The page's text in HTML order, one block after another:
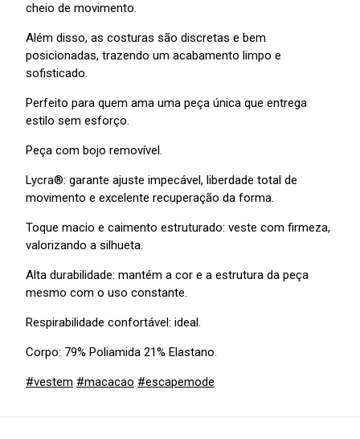
cheio de movimento.
Além disso, as costuras são discretas e bem
posicionadas, trazendo um acabamento limpo e
sofisticado.
Perfeito para quem ama uma peça única que entrega
estilo sem esforço.
Peça com bojo removível.
Lycra®: garante ajuste impecável, liberdade total de
movimento e excelente recuperação da forma.
Toque macio e caimento estruturado: veste com firmeza,
valorizando a silhueta.
Alta durabilidade: mantém a cor e a estrutura da peça
mesmo com o uso constante.
Respirabilidade confortável: ideal.
Corpo: 79% Poliamida 21% Elastano.
#vestem #macacao #escapemode